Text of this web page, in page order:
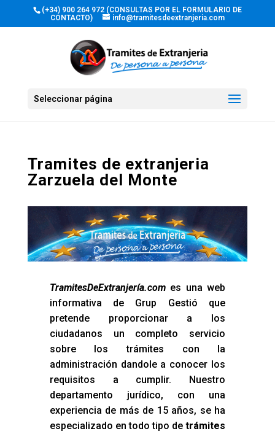
(+34) 900 264 972 (CONSULTAS POR EL FORMULARIO DE
CONTACTO)
info@tramitesdeextranjeria.com
Seleccionar página
Tramites de extranjeria
Zarzuela del Monte
TramitesDeExtranjería.comes una web
informativa de Grup Gestió que
pretende proporcionar a los
ciudadanos un completo servicio
sobre los trámites con la
administración dandole a conocer los
requisitos a cumplir. Nuestro
departamento jurídico, con una
experiencia de más de 15 años, se ha
especializado en todo tipo detrámites